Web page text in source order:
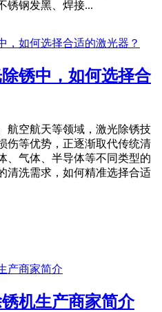
锈钢发黑、焊接...
锈中，如何选择合
航空航天等领域，激光除锈技
伤等优势，正逐渐取代传统清
、气体、半导体等不同类型的
清洗需求，如何精准选择合适
机生产商家简介